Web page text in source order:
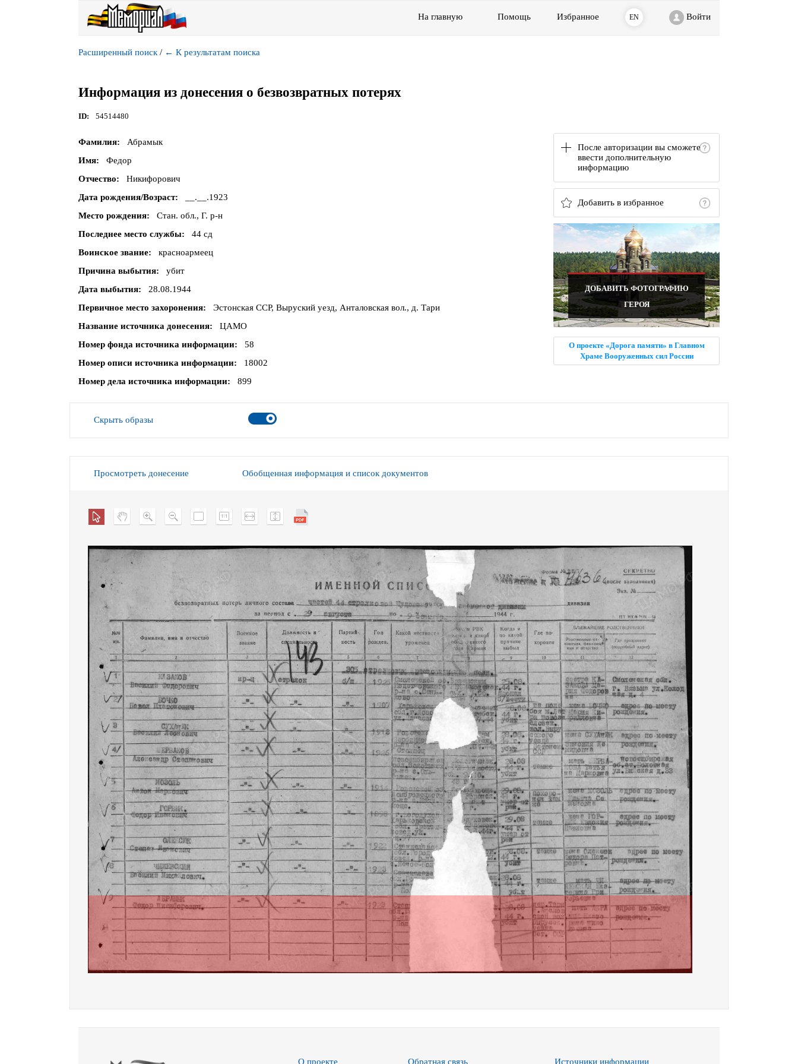
На главную Помощь Избранное EN Войти
Расширенный поиск / ← К результатам поиска
Информация из донесения о безвозвратных потерях
ID 54514480
После авторизации вы сможете
ввести дополнительную
информацию
Добавить в избранное
ДОБАВИТЬ ФОТОГРАФИЮ
ГЕРОЯ
О проекте «Дорога памяти» в Главном
Храме Вооруженных сил России
Фамилия
Абрамык
Имя
Федор
Отчество
Никифорович
Дата рождения/Возраст
__.__.1923
Место рождения
Стан. обл., Г. р-н
Последнее место службы
44 сд
Воинское звание
красноармеец
Причина выбытия
убит
Дата выбытия
28.08.1944
Первичное место захоронения
Эстонская ССР, Выруский уезд, Анталовская вол., д. Тари
Название источника донесения
ЦАМО
Номер фонда источника информации
58
Номер описи источника информации
18002
Номер дела источника информации
899
Скрыть образы
Просмотреть донесение Обобщенная информация и список документов
О проекте Обратная связь Источники информации